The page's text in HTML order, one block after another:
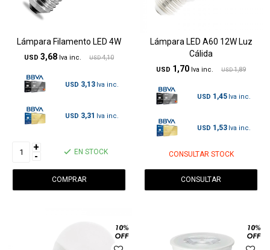
Lámpara Filamento LED 4W
USD 3,68 USD 4,10
USD 3,13
USD 3,31
+
- EN STOCK
Lámpara LED A60 12W Luz
Cálida
USD 1,70 USD 1,89
USD 1,45
USD 1,53
CONSULTAR STOCK
CONSULTAR